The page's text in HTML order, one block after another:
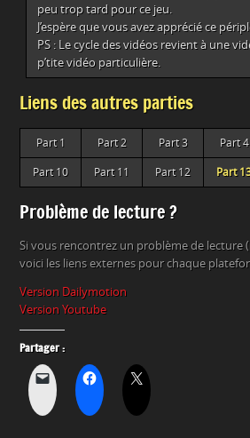
peu trop tard pour ce jeu.
J’espère que vous avez apprécié ce
PS : Le cycle des vidéos revient à une
p’tite vidéo particulière.
Liens des autres parties
Part 1 Part 2 Part 3 Part 4
Part 10 Part 11 Part 12 Part
Problème de lecture ?
Si vous rencontrez un problème de
voici les liens externes pour chaque
Version Dailymotion
Version Youtube
Partager :